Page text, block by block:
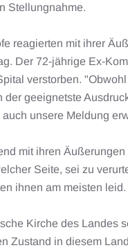
Stellungnahme.
reagierten mit ihrer
Der 72-jährige Ex-
verstorben.
der geeignetste
unsere Meldung
mit ihren
Seite, sei zu
ihnen am meisten
Kirche des Landes
Zustand in diesem